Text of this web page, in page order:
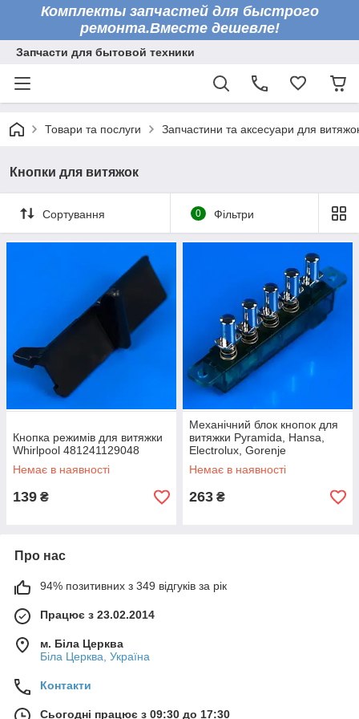
Комплекты запчастей для быстрого
ремонта.Вместе дешевле!
Запчасти для бытовой техники
Товари та послуги Запчастини та аксесуари для
Кнопки для витяжок
Сортування 0 Фільтри
Кнопка режимів для витяжки
Whirlpool 481241129048
Немає в наявності
139 ₴
Механічний блок кнопок для
витяжки Pyramida, Hansa,
Electrolux, Gorenje
універсальний
Немає в наявності
263 ₴
Про нас
94% позитивних з 349 відгуків за рік
Працює з 23.02.2014
м. Біла Церква
Біла Церква, Україна
Контакти
Сьогодні працює з 09:30 до 17:30